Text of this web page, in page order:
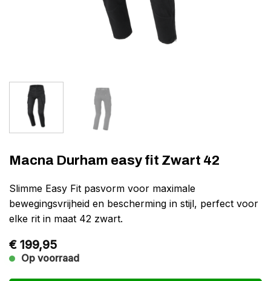
Macna Durham easy fit Zwart 42
Slimme Easy Fit pasvorm voor maximale
bewegingsvrijheid en bescherming in stijl, perfect voor
elke rit in maat 42 zwart.
€ 199,95
Op voorraad